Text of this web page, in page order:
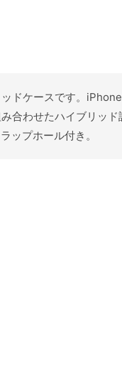
ドケースです。
合わせたハイブリッド
ップホール付き。